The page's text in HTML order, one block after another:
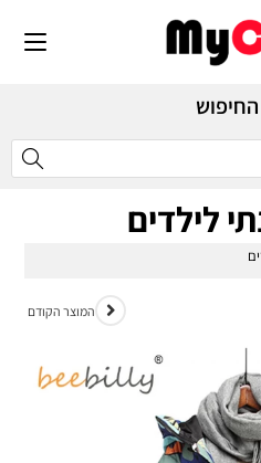
לילדים
המוצר הקודם